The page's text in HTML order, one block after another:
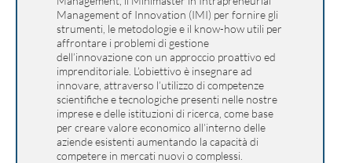
Management of Innovation (IMI) per fornire gli
strumenti, le metodologie e il know-how utili per
affrontare i problemi di gestione
dell’innovazione con un approccio proattivo ed
imprenditoriale. L’obiettivo è insegnare ad
innovare, attraverso l’utilizzo di competenze
scientifiche e tecnologiche presenti nelle nostre
imprese e delle istituzioni di ricerca, come base
per creare valore economico all’interno delle
aziende esistenti aumentando la capacità di
competere in mercati nuovi o complessi.